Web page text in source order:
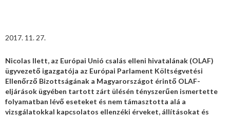
2017. 11. 27.
Nicolas Ilett, az Európai Unió csalás elleni hivatalának (OLAF)
ügyvezető igazgatója az Európai Parlament Költségvetési
Ellenőrző Bizottságának a Magyarországot érintő OLAF-
eljárások ügyében tartott zárt ülésén tényszerűen ismertette
folyamatban lévő eseteket és nem támasztotta alá a
vizsgálatokkal kapcsolatos ellenzéki érveket, állításokat és